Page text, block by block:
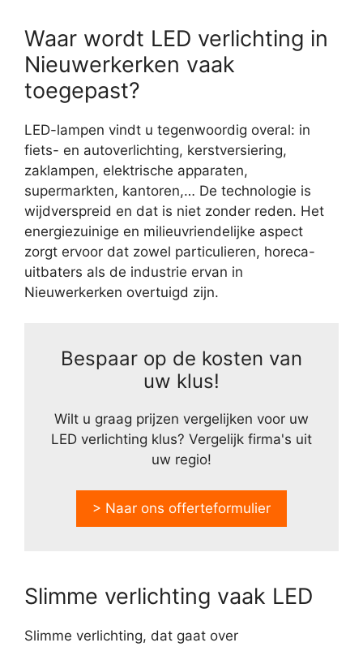
Waar wordt LED verlichting in
Nieuwerkerken vaak
toegepast?
LED-lampen vindt u tegenwoordig overal: in
fiets- en autoverlichting, kerstversiering,
zaklampen, elektrische apparaten,
supermarkten, kantoren,… De technologie is
wijdverspreid en dat is niet zonder reden. Het
energiezuinige en milieuvriendelijke aspect
zorgt ervoor dat zowel particulieren, horeca-
uitbaters als de industrie ervan in
Nieuwerkerken overtuigd zijn.
Bespaar op de kosten van
uw klus!
Wilt u graag prijzen vergelijken voor uw
LED verlichting klus? Vergelijk firma's uit
uw regio!
> Naar ons offerteformulier
Slimme verlichting vaak LED
Slimme verlichting, dat gaat over